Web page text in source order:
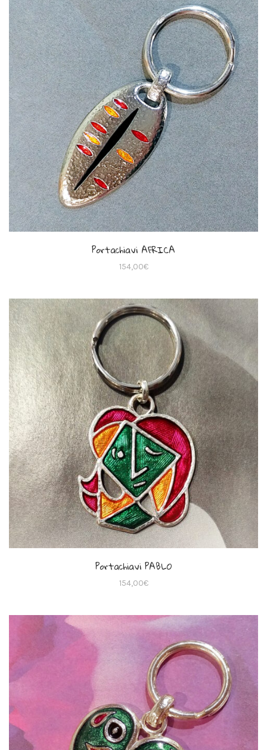
Portachiavi AFRICA
154,00€
Portachiavi PABLO
154,00€